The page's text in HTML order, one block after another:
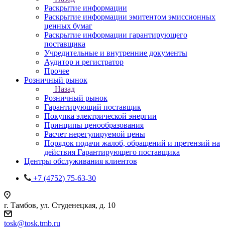
Раскрытие информации
Раскрытие информации эмитентом эмиссионных
ценных бумаг
Раскрытие информации гарантирующего
поставщика
Учредительные и внутренние документы
Аудитор и регистратор
Прочее
Розничный рынок
Назад
Розничный рынок
Гарантирующий поставщик
Покупка электрической энергии
Принципы ценообразования
Расчет нерегулируемой цены
Порядок подачи жалоб, обращений и претензий на
действия Гарантирующего поставщика
Центры обслуживания клиентов
+7 (4752) 75-63-30
г. Тамбов, ул. Студенецкая, д. 10
tosk@tosk.tmb.ru